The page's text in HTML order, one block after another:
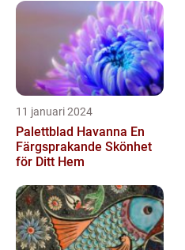
11 januari 2024
Palettblad Havanna En
Färgsprakande Skönhet
för Ditt Hem